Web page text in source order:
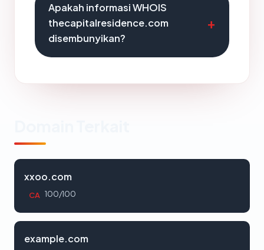
Apakah informasi WHOIS
thecapitalresidence.com
disembunyikan?
xxoo.com
CA 100/100
example.com